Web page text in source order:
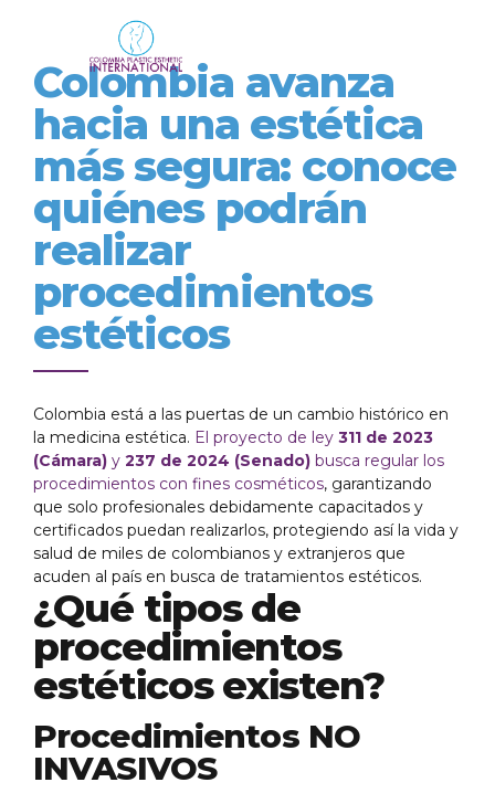
Colombia avanza
hacia una estética
más segura: conoce
quiénes podrán
realizar
procedimientos
estéticos
Colombia está a las puertas de un cambio histórico en
la medicina estética. El proyecto de ley 311 de 2023
(Cámara) y 237 de 2024 (Senado) busca regular los
procedimientos con fines cosméticos, garantizando
que solo profesionales debidamente capacitados y
certificados puedan realizarlos, protegiendo así la vida y
salud de miles de colombianos y extranjeros que
acuden al país en busca de tratamientos estéticos.
¿Qué tipos de
procedimientos
estéticos existen?
Procedimientos NO
INVASIVOS